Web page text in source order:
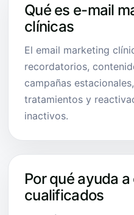
Qué es e-mail
clínicas
El email marketing
recordatorios,
campañas
tratamientos y
inactivos.
Por qué ayuda
cualificados